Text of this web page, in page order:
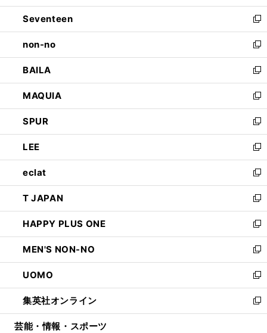
開
く
ウ
で
開
く
ン
ド
ウ
で
開
く
Seventeen
新
し
い
ウ
ィ
ン
ド
ウ
で
開
く
non-no
新
し
い
ウ
ィ
ン
ド
ウ
で
開
く
BAILA
新
し
い
ウ
ィ
ン
ド
ウ
で
開
く
MAQUIA
新
し
い
ウ
ィ
ン
ド
ウ
で
開
く
SPUR
新
し
い
ウ
ィ
ン
ド
ウ
で
開
く
LEE
新
し
い
ウ
ィ
ン
ド
ウ
で
開
く
eclat
新
し
い
ウ
ィ
ン
ド
ウ
で
開
く
T JAPAN
新
し
い
ウ
ィ
ン
ド
ウ
で
開
HAPPY PLUS ONE
新
し
い
ウ
ィ
ン
ド
ウ
MEN'S NON-NO
新
し
い
ウ
ィ
ン
UOMO
新
し
い
ウ
集英社オンライン
新
し
芸能・情報・スポーツ